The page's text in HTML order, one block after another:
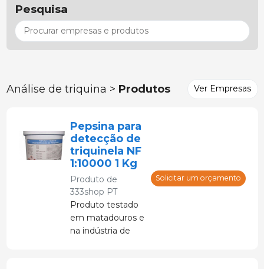
Pesquisa
Análise de triquina > Produtos Ver Empresas
Pepsina para
detecção de
triquinela NF
1:10000 1 Kg
Produto de
333shop PT
Produto testado
em matadouros e
na indústria de
Solicitar um orçamento